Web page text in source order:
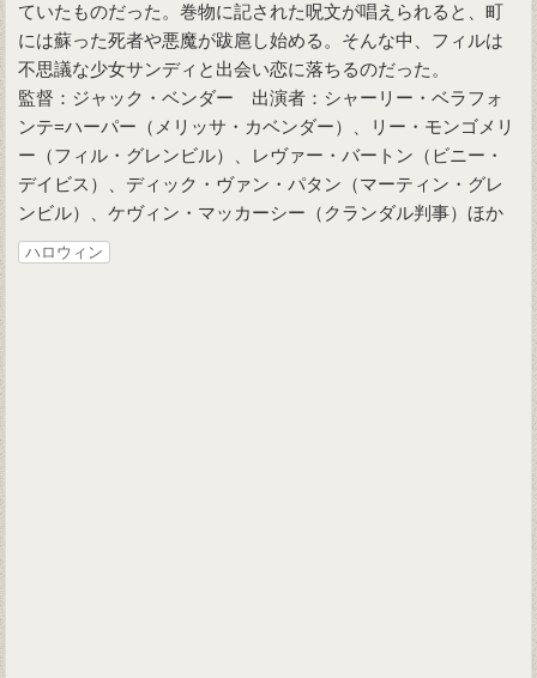
ていたものだった。巻物に記された呪文が唱えられると、町
には蘇った死者や悪魔が跋扈し始める。そんな中、フィルは
不思議な少女サンディと出会い恋に落ちるのだった。
監督：ジャック・ベンダー 出演者：シャーリー・ベラフォ
ンテ=ハーパー（メリッサ・カベンダー）、リー・モンゴメリ
ー（フィル・グレンビル）、レヴァー・バートン（ビニー・
デイビス）、ディック・ヴァン・パタン（マーティン・グレ
ンビル）、ケヴィン・マッカーシー（クランダル判事）ほか
ハロウィン